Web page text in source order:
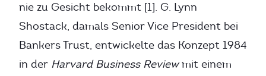
nie zu Gesicht bekommt [1]. G. Lynn
Shostack, damals Senior Vice President bei
Bankers Trust, entwickelte das Konzept 1984
in der Harvard Business Reviewmit einem